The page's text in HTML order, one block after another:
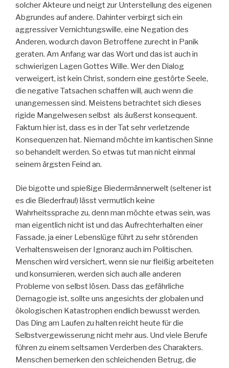
solcher Akteure und neigt zur Unterstellung des eigenen
Abgrundes auf andere. Dahinter verbirgt sich ein
aggressiver Vernichtungswille, eine Negation des
Anderen, wodurch davon Betroffene zurecht in Panik
geraten. Am Anfang war das Wort und das ist auch in
schwierigen Lagen Gottes Wille. Wer den Dialog
verweigert, ist kein Christ, sondern eine gestörte Seele,
die negative Tatsachen schaffen will, auch wenn die
unangemessen sind. Meistens betrachtet sich dieses
rigide Mangelwesen selbst als äußerst konsequent.
Faktum hier ist, dass es in der Tat sehr verletzende
Konsequenzen hat. Niemand möchte im kantischen Sinne
so behandelt werden. So etwas tut man nicht einmal
seinem ärgsten Feind an.
Die bigotte und spießige Biedermännerwelt (seltener ist
es die Biederfrau!) lässt vermutlich keine
Wahrheitssprache zu, denn man möchte etwas sein, was
man eigentlich nicht ist und das Aufrechterhalten einer
Fassade, ja einer Lebenslüge führt zu sehr störenden
Verhaltensweisen der Ignoranz auch im Politischen.
Menschen wird versichert, wenn sie nur fleißig arbeiteten
und konsumieren, werden sich auch alle anderen
Probleme von selbst lösen. Dass das gefährliche
Demagogie ist, sollte uns angesichts der globalen und
ökologischen Katastrophen endlich bewusst werden.
Das Ding am Laufen zu halten reicht heute für die
Selbstvergewisserung nicht mehr aus. Und viele Berufe
führen zu einem seltsamen Verderben des Charakters.
Menschen bemerken den schleichenden Betrug, die